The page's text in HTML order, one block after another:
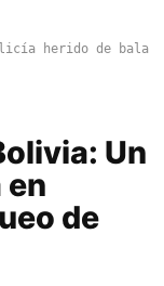
herido de bala
Un
en
de